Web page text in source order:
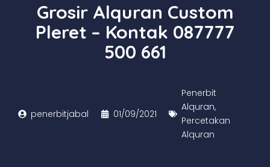
Grosir Alquran Custom
Pleret – Kontak 087777
500 661
penerbitjabal 01/09/2021
Penerbit
Alquran,
Percetakan
Alquran